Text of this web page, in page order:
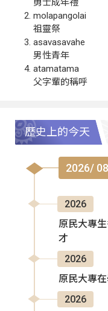
勇士成年禮
molapangolai
祖靈祭
asavasavahe
男性青年
atamatama
父字輩的稱呼
歷史上的今天
2026/
2026
原民大專
才
2026
原民大專
2026